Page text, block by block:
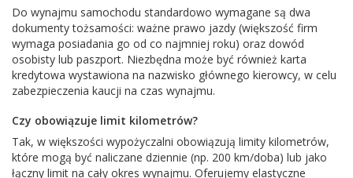
Do wynajmu samochodu standardowo wymagane są dwa
dokumenty tożsamości: ważne prawo jazdy (większość firm
wymaga posiadania go od co najmniej roku) oraz dowód
osobisty lub paszport. Niezbędna może być również karta
kredytowa wystawiona na nazwisko głównego kierowcy, w celu
zabezpieczenia kaucji na czas wynajmu.
Czy obowiązuje limit kilometrów?
Tak, w większości wypożyczalni obowiązują limity kilometrów,
które mogą być naliczane dziennie (np. 200 km/doba) lub jako
łączny limit na cały okres wynajmu. Oferujemy elastyczne